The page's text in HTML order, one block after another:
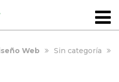
Web
Sin categoría